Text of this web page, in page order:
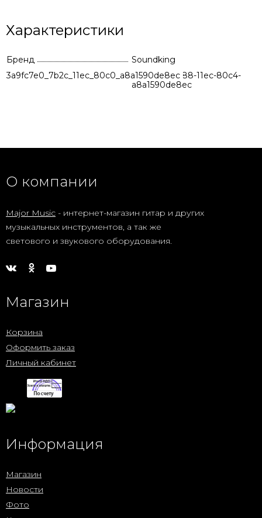
Характеристики
Бренд
Soundking
3a9fc7e0_7b2c_11ec_80c0_a8a1590de8ecfc2df8a8-8288-11ec-80c4-
a8a1590de8ec
О компании
Major Music - интернет-магазин гитар и других
музыкальных инструментов, а так же
светового и звукового оборудования.
Магазин
Корзина
Оформить заказ
Личный кабинет
Информация
Магазин
Новости
Фото